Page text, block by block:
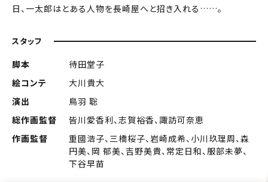
日、一太郎はとある人物を長崎屋へと招き入れる……。
スタッフ
脚本
待田堂子
絵コンテ
大川貴大
演出
鳥羽 聡
総作画監督
皆川愛香利、志賀裕香、諏訪可奈恵
作画監督
重國浩子、三橋桜子、岩崎成希、小川玖理周、森
円美、岡 郁美、吉野美貴、常定日和、服部未夢、
下谷早苗